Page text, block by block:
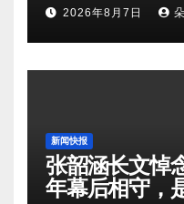
2026年8月7日
新闻快报
张韶涵长文悼
年幕后相守，